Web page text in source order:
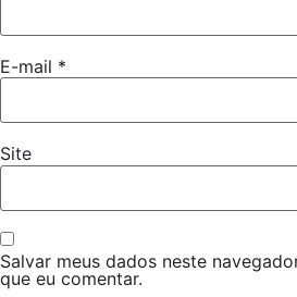
E-mail *
Site
Salvar meus dados neste
que eu comentar.